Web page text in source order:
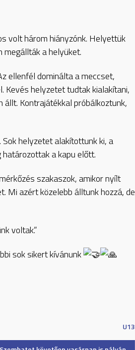
volt három hiányzónk. Helyettük
a helyüket.
ellenfél dominálta a meccset,
Kevés helyzetet tudtak kialakítani,
Kontrajátékkal próbálkoztunk,
helyzetet alakítottunk ki, a
a kapu előtt.
szakaszok, amikor nyílt
Mi azért közelebb álltunk hozzá, de
voltak.”
sok sikert kívánunk
U13